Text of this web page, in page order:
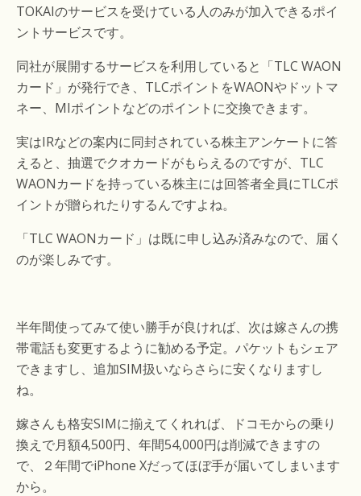
TOKAIのサービスを受けている人のみが加入できるポイ
ントサービスです。
同社が展開するサービスを利用していると「TLC WAON
カード」が発行でき、TLCポイントをWAONやドットマ
ネー、MIポイントなどのポイントに交換できます。
実はIRなどの案内に同封されている株主アンケートに答
えると、抽選でクオカードがもらえるのですが、TLC
WAONカードを持っている株主には回答者全員にTLCポ
イントが贈られたりするんですよね。
「TLC WAONカード」は既に申し込み済みなので、届く
のが楽しみです。
半年間使ってみて使い勝手が良ければ、次は嫁さんの携
帯電話も変更するように勧める予定。パケットもシェア
できますし、追加SIM扱いならさらに安くなりますし
ね。
嫁さんも格安SIMに揃えてくれれば、ドコモからの乗り
換えで月額4,500円、年間54,000円は削減できますの
で、２年間でiPhone Xだってほぼ手が届いてしまいます
から。